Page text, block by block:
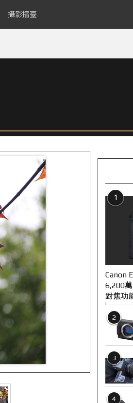
攝影擂臺
1
Canon
6,200
對焦功
2
3
4